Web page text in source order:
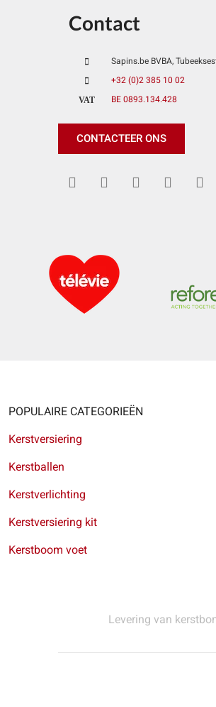
Contact
Sapins.be BVBA,
+32 (0)2 385 10 02
VAT
BE 0893.134.428
CONTACTEER ONS
POPULAIRE CATEGORIEËN
Kerstversiering
Kerstballen
Kerstverlichting
Kerstversiering kit
Kerstboom voet
Levering van